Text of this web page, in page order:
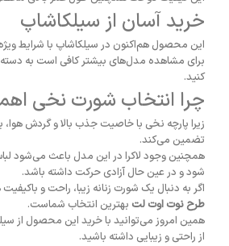
خرید آسان از سیلکاشاپ
این محصول هم‌اکنون در سیلکاشاپ با شرایط
برای مشاهده مدل‌های بیشتر کافی است به
کنید.
چرا انتخاب شورت نخی
زیرا پارچه نخی با خاصیت جذب بالا و گردش
تضمین می‌کند.
همچنین وجود لاکرا در این مدل باعث می‌شود
شود و در عین حال آزادی حرکت داشته باشد.
اگر به دنبال یک شورت زنانه زیبا، راحت و
طرح نوت اوت لت بهترین انتخاب شماست.
همین امروز می‌توانید با خرید این محصول از
از راحتی و زیبایی داشته باشید.